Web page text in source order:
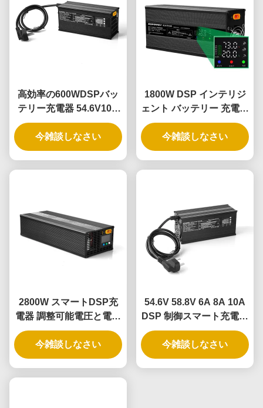
高効率の600WDSPバッ
テリー充電器 54.6V10A
リチウム鉄 調整電圧電流
36V 48V 60V 充電 鉛酸電
池
今雑談しなさい
1800W DSP インテリジ
ェント バッテリー 充電器
多重 バッテリー 互換性
の ため の 双重 調整 可能
な 電圧 と 電流
今雑談しなさい
2800W スマートDSP充
電器 調整可能電圧と電流
10-88V 1-30A 完全互換性
三次性リチウム鉄鉛酸電
池
今雑談しなさい
54.6V 58.8V 6A 8A 10A
DSP 制御スマート充電器
360W 500W 600W 調整
可能な電圧電流 1-10A 自
動バッテリー検出および
今雑談しなさい